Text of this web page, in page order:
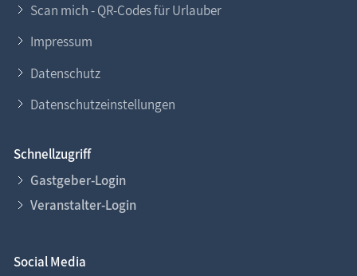
Scan mich - QR-Codes für Urlauber
Impressum
Datenschutz
Datenschutzeinstellungen
Schnellzugriff
Gastgeber-Login
Veranstalter-Login
Social Media